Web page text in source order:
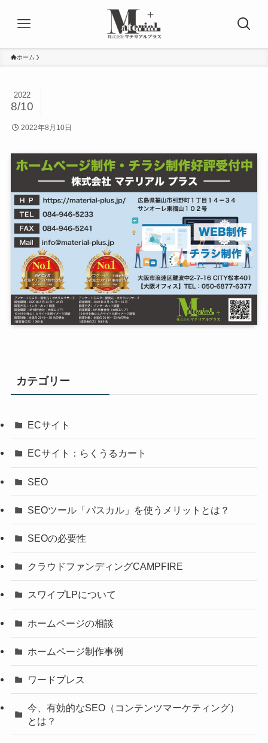
ホーム
2022
8/10
2022年8月10日
カテゴリー
ECサイト
ECサイト：らくうるカート
SEO
SEOツール「パスカル」を使うメリットとは？
SEOの必要性
クラウドファンディングCAMPFIRE
スワイプLPについて
ホームページの相談
ホームページ制作事例
ワードプレス
今、有効的なSEO（コンテンツマーケティング）
とは？